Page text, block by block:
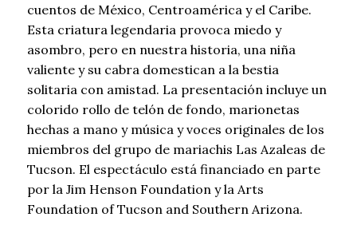
cuentos de México, Centroamérica y el Caribe.
Esta criatura legendaria provoca miedo y
asombro, pero en nuestra historia, una niña
valiente y su cabra domestican a la bestia
solitaria con amistad. La presentación incluye un
colorido rollo de telón de fondo, marionetas
hechas a mano y música y voces originales de los
miembros del grupo de mariachis Las Azaleas de
Tucson. El espectáculo está financiado en parte
por la Jim Henson Foundation y la Arts
Foundation of Tucson and Southern Arizona.